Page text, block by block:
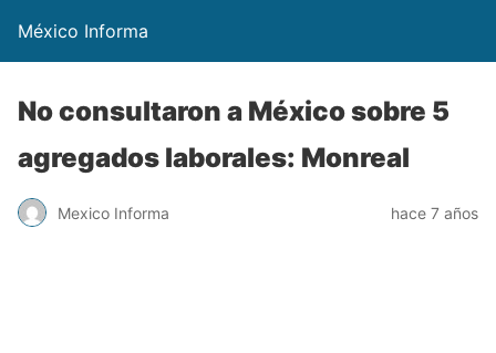
México Informa
No consultaron a México sobre 5
agregados laborales: Monreal
Mexico Informa hace 7 años